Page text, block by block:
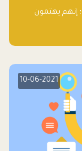
إنهم يهتمون
10-06-2021